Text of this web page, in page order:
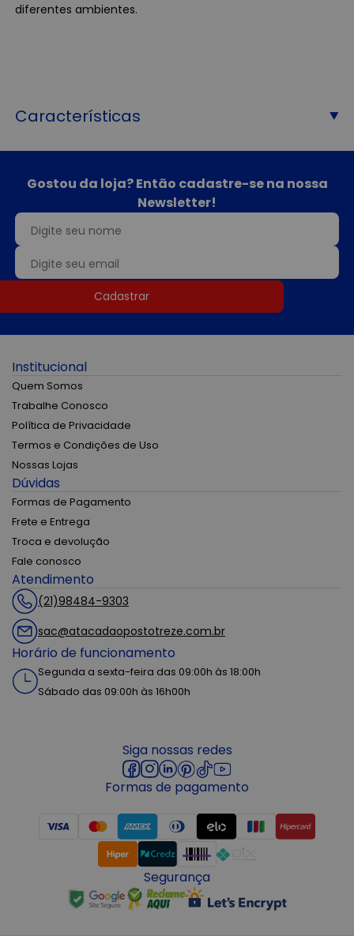
diferentes ambientes.
Características
Gostou da loja? Então cadastre-se na nossa
Newsletter!
Cadastrar
Institucional
Quem Somos
Trabalhe Conosco
Política de Privacidade
Termos e Condições de Uso
Nossas Lojas
Dúvidas
Formas de Pagamento
Frete e Entrega
Troca e devolução
Fale conosco
Atendimento
(21)98484-9303
sac@atacadaopostotreze.com.br
Horário de funcionamento
Segunda a sexta-feira das 09:00h às 18:00h
Sábado das 09:00h às 16h00h
Siga nossas redes
Formas de pagamento
Segurança